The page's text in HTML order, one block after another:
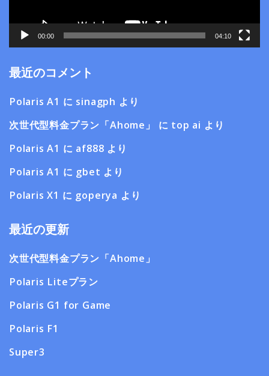
00:00 04:10
最近のコメント
Polaris A1 に sinagph より
次世代型料金プラン「Ahome」
に top ai より
Polaris A1 に af888 より
Polaris A1 に gbet より
Polaris X1 に goperya より
最近の更新
次世代型料金プラン「Ahome」
Polaris Liteプラン
Polaris G1 for Game
Polaris F1
Super3